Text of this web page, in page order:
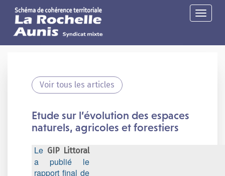
Toggle
Voir tous les articles
Etude sur l’évolution des espaces
naturels, agricoles et forestiers
Le GIP Littoral
a publié le
rapport final de